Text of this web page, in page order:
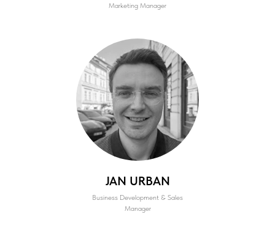
Marketing Manager
JAN URBAN
Business Development & Sales
Manager